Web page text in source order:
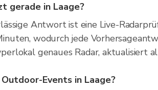
gerade in Laage?
Antwort ist eine Live-
wodurch jede
genaues Radar, aktualisiert
Events in Laage?